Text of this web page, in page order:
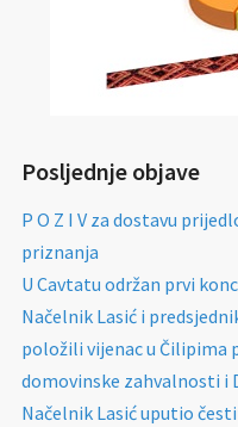
Posljednje objave
P O Z I V za dostavu
priznanja
U Cavtatu održan prvi
Načelnik Lasić i
položili vijenac u Čilipima
domovinske zahvalnosti i
Načelnik Lasić uputio